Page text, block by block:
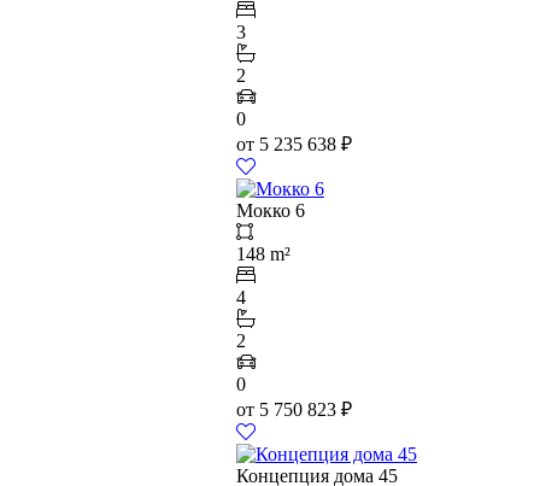
3
2
0
от 5 235 638 ₽
Мокко 6
148 m²
4
2
0
от 5 750 823 ₽
Концепция дома 45